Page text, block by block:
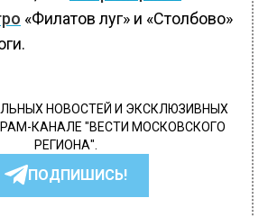
«Филатов луг» и «Столбово»
НОВОСТЕЙ И ЭКСКЛЮЗИВНЫХ
КАНАЛЕ "ВЕСТИ МОСКОВСКОГО
РЕГИОНА".
ПОДПИШИСЬ!